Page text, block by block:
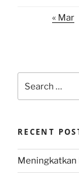
« Mar
for:
RECENT
Meningkatkan